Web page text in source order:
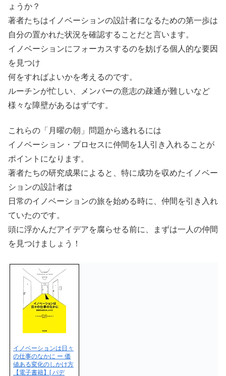
ょうか？
著者たちはイノベーションの設計者になるための第一歩は
自分の置かれた状況を確認することだと言います。
イノベーションにフォーカスするのを妨げる個人的な要因
を見つけ
何をすればよいかを考えるのです。
ルーチンが忙しい、メンバーの意志の疎通が難しいなど
様々な障壁があるはずです。
これらの「月曜の朝」問題から逃れるには
イノベーション・プロセスに仲間を1人引き入れることが
ポイントになります。
著者たちの研究成果によると、特に成功を収めたイノベー
ションの設計者は
日常のイノベーションの旅を始める時に、仲間を引き入れ
ていたのです。
頭に浮かんだアイデアを腐らせる前に、まずは一人の仲間
を見つけましょう！
イノベーションは日々
の仕事のなかに ー 価
値ある変化のしかけ方
【電子書籍】[ パデ